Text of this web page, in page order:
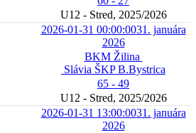
U12 - Stred, 2025/2026
2026-01-31 00:00:0031. januára
2026
BKM Žilina
Slávia ŠKP B.Bystrica
65 - 49
U12 - Stred, 2025/2026
2026-01-31 13:00:0031. januára
2026